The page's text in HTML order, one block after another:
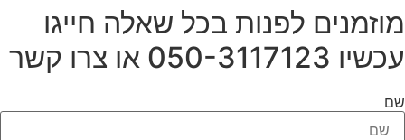
מוזמנים לפנות בכל שאלה חייגו
עכשיו 050-3117123 או צרו קשר
שם